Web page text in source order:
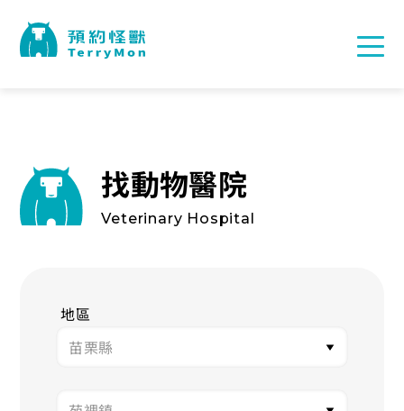
找動物醫院
Veterinary Hospital
地區